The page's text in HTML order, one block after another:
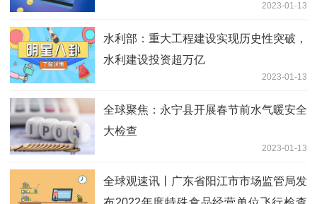
2023-01-13
水利部：重大工程建设实现历史性突破，
水利建设投资超万亿
2023-01-13
全球聚焦：永宁县开展春节前水气暖安全
大检查
2023-01-13
全球观速讯丨广东省阳江市市场监管局发